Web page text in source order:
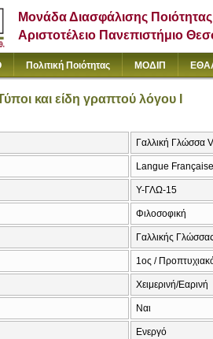
Μονάδα Διασφάλισης Ποιότητας
Αριστοτέλειο Πανεπιστήμιο
Πολιτική Ποιότητας ΜΟΔΙΠ
και είδη γραπτού λόγου Ι
Γαλλική Γλώσσα
Langue
Υ-ΓΛΩ-15
Φιλοσοφική
Γαλλικής
1ος /
Χειμερινή/Εαρινή
Ναι
Ενεργό